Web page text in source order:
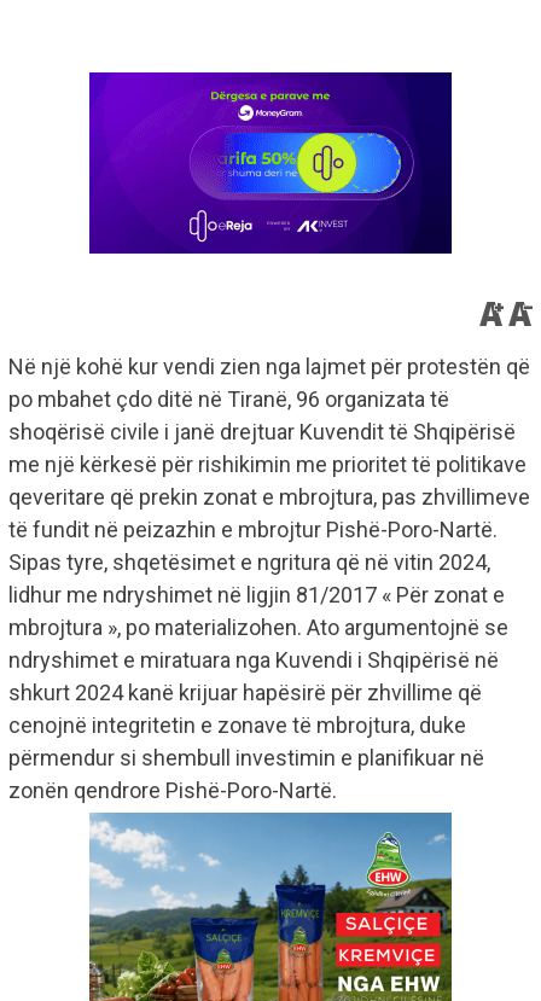
Në një kohë kur vendi zien nga lajmet për protestën që
po mbahet çdo ditë në Tiranë, 96 organizata të
shoqërisë civile i janë drejtuar Kuvendit të Shqipërisë
me një kërkesë për rishikimin me prioritet të politikave
qeveritare që prekin zonat e mbrojtura, pas zhvillimeve
të fundit në peizazhin e mbrojtur Pishë-Poro-Nartë.
Sipas tyre, shqetësimet e ngritura që në vitin 2024,
lidhur me ndryshimet në ligjin 81/2017 « Për zonat e
mbrojtura », po materializohen. Ato argumentojnë se
ndryshimet e miratuara nga Kuvendi i Shqipërisë në
shkurt 2024 kanë krijuar hapësirë për zhvillime që
cenojnë integritetin e zonave të mbrojtura, duke
përmendur si shembull investimin e planifikuar në
zonën qendrore Pishë-Poro-Nartë.